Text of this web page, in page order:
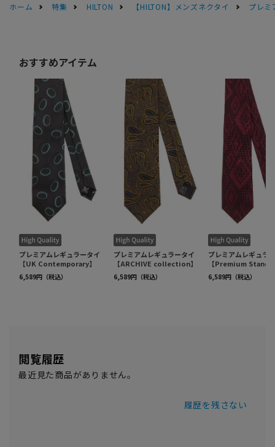
ホーム
特集 HILTON 【HILTON】メンズネクタイ プレミ
閲覧履歴
最近見た商品がありません。
履歴を残さない